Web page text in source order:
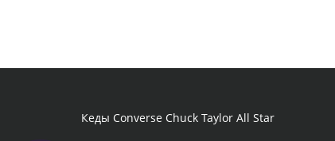
Кеды Converse Chuck Taylor All Star